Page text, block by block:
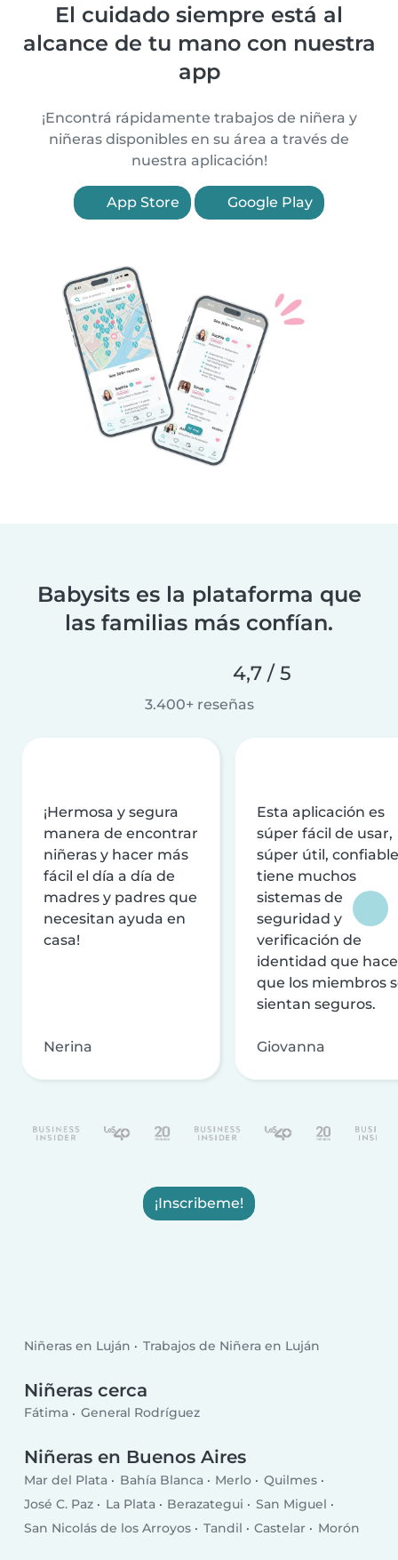
El cuidado siempre está al
alcance de tu mano con nuestra
app
¡Encontrá rápidamente trabajos de niñera y
niñeras disponibles en su área a través de
nuestra aplicación!
App Store Google Play
Babysits es la plataforma que
las familias más confían.
4,7 / 5
3.400+ reseñas
¡Hermosa y segura
manera de encontrar
niñeras y hacer más
fácil el día a día de
madres y padres que
necesitan ayuda en
casa!
Nerina
Esta aplicación es
súper fácil de usar,
súper útil,
tiene muchos
sistemas de
seguridad y
verificación de
identidad que
que los miembros
sientan seguros.
Giovanna
¡Inscribeme!
Niñeras en Luján Trabajos de Niñera en Luján
Niñeras cerca
Fátima General Rodríguez
Niñeras en Buenos Aires
Mar del Plata Bahía Blanca Merlo
Quilmes
José C. Paz
La Plata Berazategui
San Miguel
San Nicolás de los Arroyos
Tandil Castelar Morón